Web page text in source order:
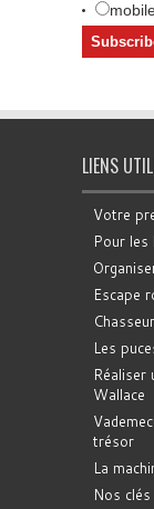
LIENS
Votre
Pour
Escape
Les
Réaliser
Wallace
trésor
La
Nos clés